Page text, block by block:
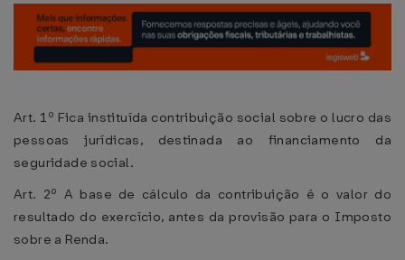
Art. 1º Fica instituída contribuição social sobre o lucro das
pessoas jurídicas, destinada ao financiamento da
seguridade social.
Art. 2º A base de cálculo da contribuição é o valor do
resultado do exercício, antes da provisão para o Imposto
sobre a Renda.